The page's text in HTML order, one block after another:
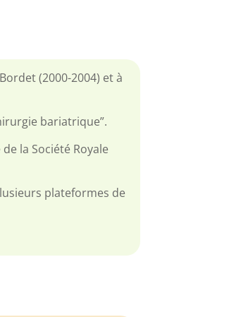
(2000-2004) et à
bariatrique”.
la Société Royale
plateformes de